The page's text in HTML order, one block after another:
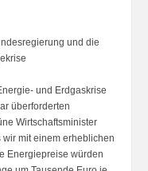
und die
und Erdgaskrise
überforderten
Wirtschaftsminister
mit einem erheblichen
Energiepreise würden